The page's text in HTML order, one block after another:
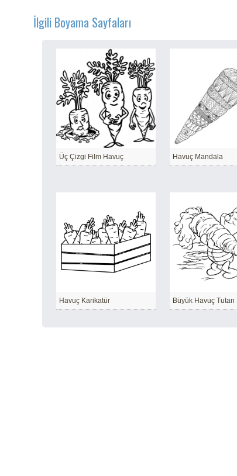
İlgili Boyama Sayfaları
Üç Çizgi Film Havuç Havuç Mandala
Havuç Karikatür